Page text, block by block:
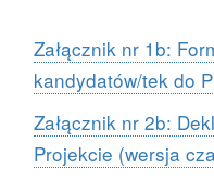
Załącznik nr 1b:
kandydatów/tek do
Załącznik nr 2b:
Projekcie (wersja